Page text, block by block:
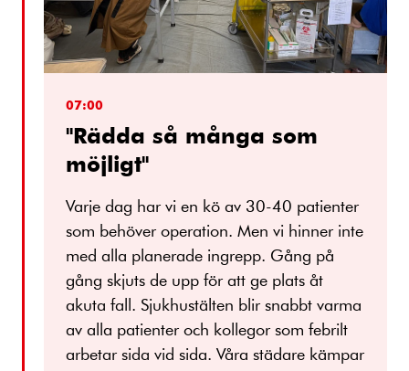
07:00
"Rädda så många som
möjligt"
Varje dag har vi en kö av 30-40 patienter
som behöver operation. Men vi hinner inte
med alla planerade ingrepp. Gång på
gång skjuts de upp för att ge plats åt
akuta fall. Sjukhustälten blir snabbt varma
av alla patienter och kollegor som febrilt
arbetar sida vid sida. Våra städare kämpar